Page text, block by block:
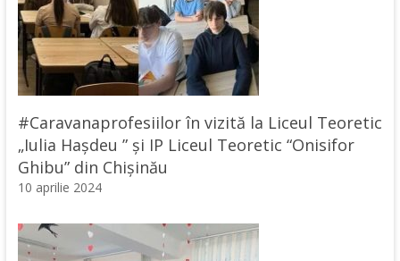
#Caravanaprofesiilor în vizită la Liceul Teoretic
„Iulia Hașdeu ” și IP Liceul Teoretic “Onisifor
Ghibu” din Chișinău
10 aprilie 2024